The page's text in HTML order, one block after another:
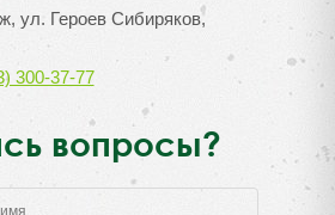
ул. Героев Сибиряков,
300-37-77
вопросы?